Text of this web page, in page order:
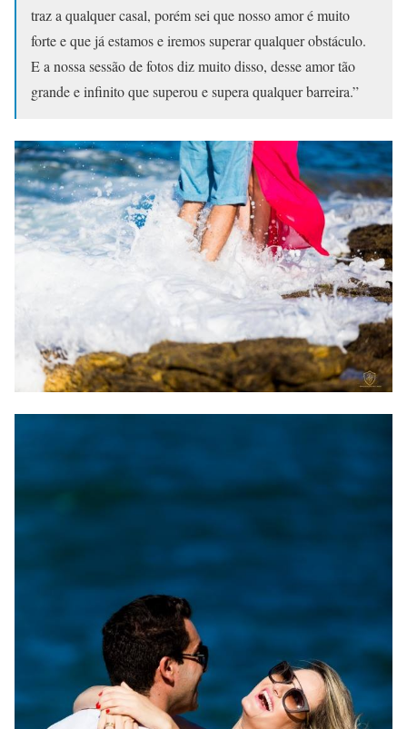
traz a qualquer casal, porém sei que nosso amor é muito
forte e que já estamos e iremos superar qualquer obstáculo.
E a nossa sessão de fotos diz muito disso, desse amor tão
grande e infinito que superou e supera qualquer barreira.”